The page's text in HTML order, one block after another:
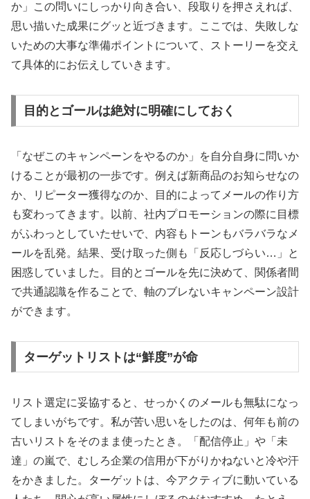
か」この問いにしっかり向き合い、段取りを押さえれば、
思い描いた成果にグッと近づきます。ここでは、失敗しな
いための大事な準備ポイントについて、ストーリーを交え
て具体的にお伝えしていきます。
目的とゴールは絶対に明確にしておく
「なぜこのキャンペーンをやるのか」を自分自身に問いか
けることが最初の一歩です。例えば新商品のお知らせなの
か、リピーター獲得なのか、目的によってメールの作り方
も変わってきます。以前、社内プロモーションの際に目標
がふわっとしていたせいで、内容もトーンもバラバラなメ
ールを乱発。結果、受け取った側も「反応しづらい…」と
困惑していました。目的とゴールを先に決めて、関係者間
で共通認識を作ることで、軸のブレないキャンペーン設計
ができます。
ターゲットリストは“鮮度”が命
リスト選定に妥協すると、せっかくのメールも無駄になっ
てしまいがちです。私が苦い思いをしたのは、何年も前の
古いリストをそのまま使ったとき。「配信停止」や「未
達」の嵐で、むしろ企業の信用が下がりかねないと冷や汗
をかきました。ターゲットは、今アクティブに動いている